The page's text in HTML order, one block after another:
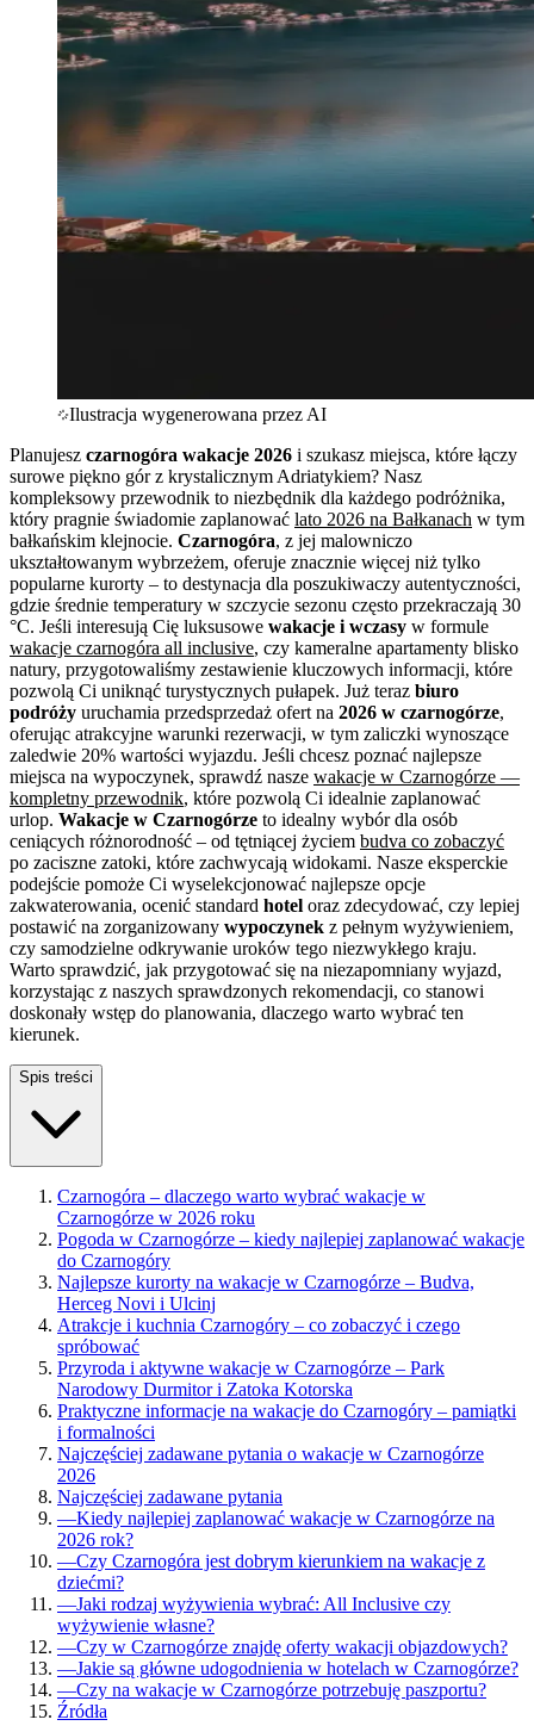
Ilustracja wygenerowana przez AI
Planujesz czarnogóra wakacje 2026 i szukasz miejsca, które łączy
surowe piękno gór z krystalicznym Adriatykiem? Nasz
kompleksowy przewodnik to niezbędnik dla każdego podróżnika,
który pragnie świadomie zaplanować lato 2026 na Bałkanach w tym
bałkańskim klejnocie. Czarnogóra, z jej malowniczo
ukształtowanym wybrzeżem, oferuje znacznie więcej niż tylko
popularne kurorty – to destynacja dla poszukiwaczy autentyczności,
gdzie średnie temperatury w szczycie sezonu często przekraczają 30
°C. Jeśli interesują Cię luksusowe wakacje i wczasy w formule
wakacje czarnogóra all inclusive, czy kameralne apartamenty blisko
natury, przygotowaliśmy zestawienie kluczowych informacji, które
pozwolą Ci uniknąć turystycznych pułapek. Już teraz biuro
podróży uruchamia przedsprzedaż ofert na 2026 w czarnogórze,
oferując atrakcyjne warunki rezerwacji, w tym zaliczki wynoszące
zaledwie 20% wartości wyjazdu. Jeśli chcesz poznać najlepsze
miejsca na wypoczynek, sprawdź nasze wakacje w Czarnogórze —
kompletny przewodnik, które pozwolą Ci idealnie zaplanować
urlop. Wakacje w Czarnogórze to idealny wybór dla osób
ceniących różnorodność – od tętniącej życiem budva co zobaczyć
po zaciszne zatoki, które zachwycają widokami. Nasze eksperckie
podejście pomoże Ci wyselekcjonować najlepsze opcje
zakwaterowania, ocenić standard hotel oraz zdecydować, czy lepiej
postawić na zorganizowany wypoczynek z pełnym wyżywieniem,
czy samodzielne odkrywanie uroków tego niezwykłego kraju.
Warto sprawdzić, jak przygotować się na niezapomniany wyjazd,
korzystając z naszych sprawdzonych rekomendacji, co stanowi
doskonały wstęp do planowania, dlaczego warto wybrać ten
kierunek.
Spis treści
Czarnogóra – dlaczego warto wybrać wakacje w
Czarnogórze w 2026 roku
Pogoda w Czarnogórze – kiedy najlepiej zaplanować wakacje
do Czarnogóry
Najlepsze kurorty na wakacje w Czarnogórze – Budva,
Herceg Novi i Ulcinj
Atrakcje i kuchnia Czarnogóry – co zobaczyć i czego
spróbować
Przyroda i aktywne wakacje w Czarnogórze – Park
Narodowy Durmitor i Zatoka Kotorska
Praktyczne informacje na wakacje do Czarnogóry – pamiątki
i formalności
Najczęściej zadawane pytania o wakacje w Czarnogórze
2026
Najczęściej zadawane pytania
—Kiedy najlepiej zaplanować wakacje w Czarnogórze na
2026 rok?
—Czy Czarnogóra jest dobrym kierunkiem na wakacje z
dziećmi?
—Jaki rodzaj wyżywienia wybrać: All Inclusive czy
wyżywienie własne?
—Czy w Czarnogórze znajdę oferty wakacji objazdowych?
—Jakie są główne udogodnienia w hotelach w Czarnogórze?
—Czy na wakacje w Czarnogórze potrzebuję paszportu?
Źródła